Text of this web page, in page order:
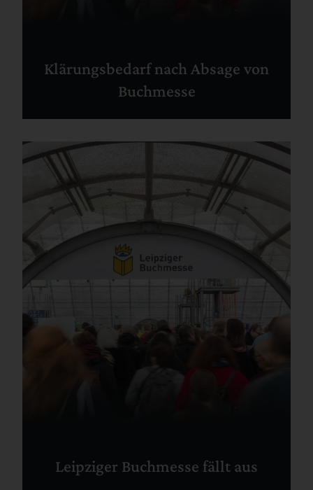
Klärungsbedarf nach Absage von
Buchmesse
Leipziger Buchmesse fällt aus